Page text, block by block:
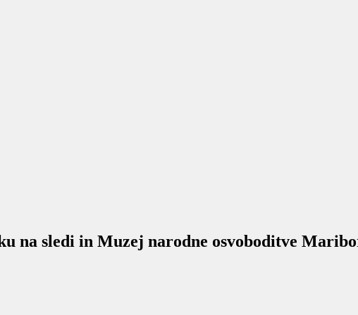
na sledi in Muzej narodne osvoboditve